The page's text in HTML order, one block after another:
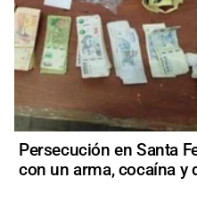
Persecución en Santa
con un arma, cocaína y